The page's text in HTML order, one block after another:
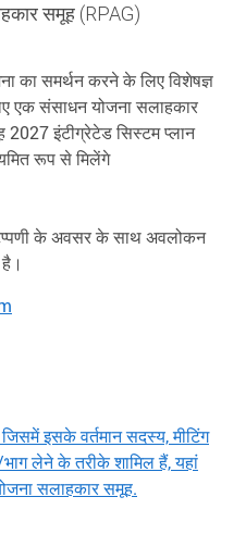
समूह (RPAG)
का समर्थन करने के लिए विशेषज्ञ
एक संसाधन योजना सलाहकार
इंटीग्रेटेड सिस्टम प्लान
रूप से मिलेंगे
के अवसर के साथ अवलोकन
इसके वर्तमान सदस्य, मीटिंग
लेने के तरीके शामिल हैं, यहां
सलाहकार समूह.